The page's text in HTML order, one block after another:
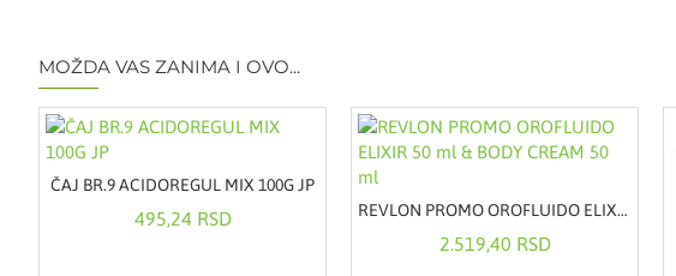
MOŽDA VAS ZANIMA I OVO...
ČAJ BR.9 ACIDOREGUL MIX 100G JP
495,24 RSD REVLON PROMO OROFLUIDO ELIXIR 50 ml & BODY CREAM 50 ml
2.519,40 RSD